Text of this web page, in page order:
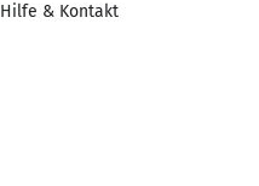
Hilfe & Kontakt